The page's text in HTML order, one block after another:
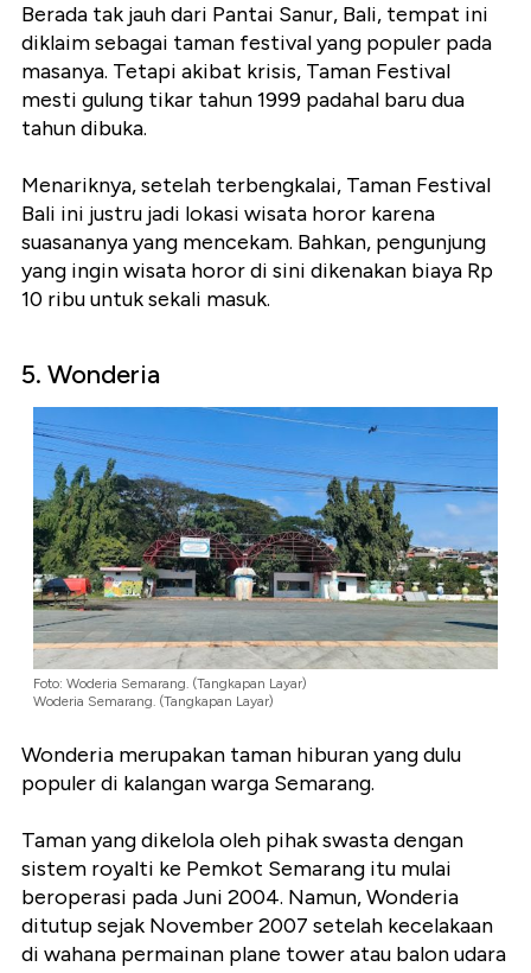
Berada tak jauh dari Pantai Sanur, Bali, tempat ini
diklaim sebagai taman festival yang populer pada
masanya. Tetapi akibat krisis, Taman Festival
mesti gulung tikar tahun 1999 padahal baru dua
tahun dibuka.
Menariknya, setelah terbengkalai, Taman Festival
Bali ini justru jadi lokasi wisata horor karena
suasananya yang mencekam. Bahkan, pengunjung
yang ingin wisata horor di sini dikenakan biaya Rp
10 ribu untuk sekali masuk.
5. Wonderia
Foto: Woderia Semarang. (Tangkapan Layar)
Woderia Semarang. (Tangkapan Layar)
Wonderia merupakan taman hiburan yang dulu
populer di kalangan warga Semarang.
Taman yang dikelola oleh pihak swasta dengan
sistem royalti ke Pemkot Semarang itu mulai
beroperasi pada Juni 2004. Namun, Wonderia
ditutup sejak November 2007 setelah kecelakaan
di wahana permainan plane tower atau balon udara